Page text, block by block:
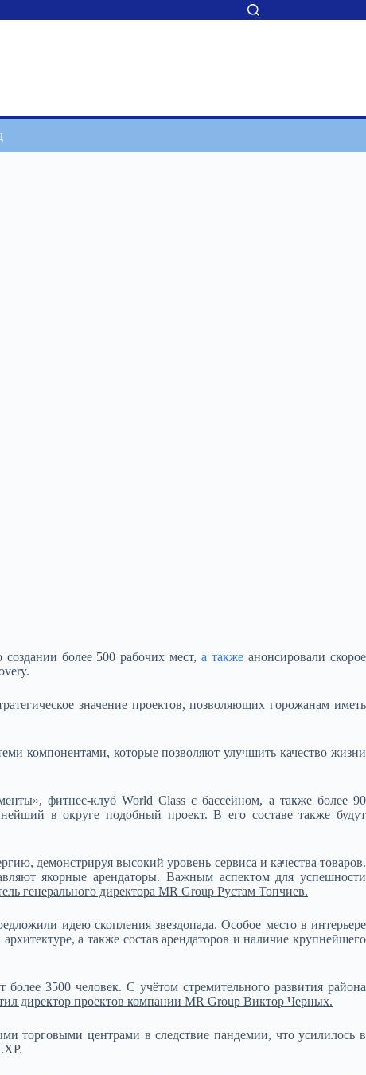
более 500 рабочих мест,а также анонсировали скорое
значение проектов, позволяющих горожанам иметь
компонентами, которые позволяют улучшить качество жизни
фитнес-клуб World Class с бассейном, а также более 90
в округе подобный проект. В его составе также будут
демонстрируя высокий уровень сервиса и качества товаров.
якорные арендаторы. Важным аспектом для успешности
генерального директора MR Group Рустам Топчиев.
идею скопления звездопада. Особое место в интерьере
а также состав арендаторов и наличие крупнейшего
3500 человек. С учётом стремительного развития района
директор проектов компании MR Group Виктор Черных.
торговыми центрами в следствие пандемии, что усилилось в